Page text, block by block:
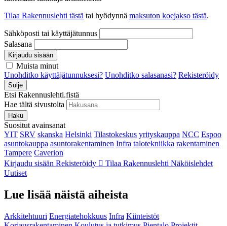
Tilaa Rakennuslehti tästä tai hyödynnä maksuton koejakso tästä.
Sähköposti tai käyttäjätunnus
Salasana
Kirjaudu sisään
Muista minut
Unohditko käyttäjätunnuksesi? Unohditko salasanasi? Rekisteröidy
Sulje
Etsi Rakennuslehti.fistä
Hae tältä sivustolta
Haku
Suositut avainsanat
YIT SRV skanska Helsinki Tilastokeskus yrityskauppa NCC Espoo
asuntokauppa asuntorakentaminen Infra talotekniikka rakentaminen
Tampere Caverion
Kirjaudu sisään Rekisteröidy Tilaa Rakennuslehti Näköislehdet
Uutiset
Lue lisää näistä aiheista
Arkkitehtuuri Energiatehokkuus Infra Kiinteistöt